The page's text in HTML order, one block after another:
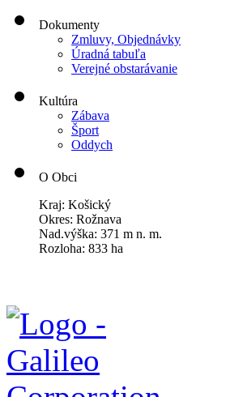
Dokumenty
Zmluvy, Objednávky
Úradná tabuľa
Verejné obstarávanie
Kultúra
Zábava
Šport
Oddych
O Obci
Kraj: Košický
Okres: Rožnava
Nad.výška: 371 m n. m.
Rozloha: 833 ha